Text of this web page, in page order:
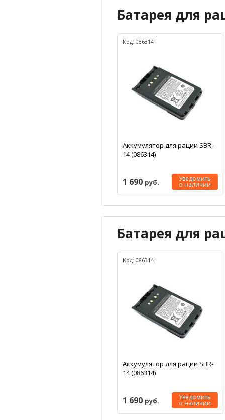
Батарея для
Код: 086314
Аккумулятор для рации SBR-
14 (086314)
1 690 руб. Уведомить
о наличии
Батарея для
Код: 086314
Аккумулятор для рации SBR-
14 (086314)
1 690 руб. Уведомить
о наличии